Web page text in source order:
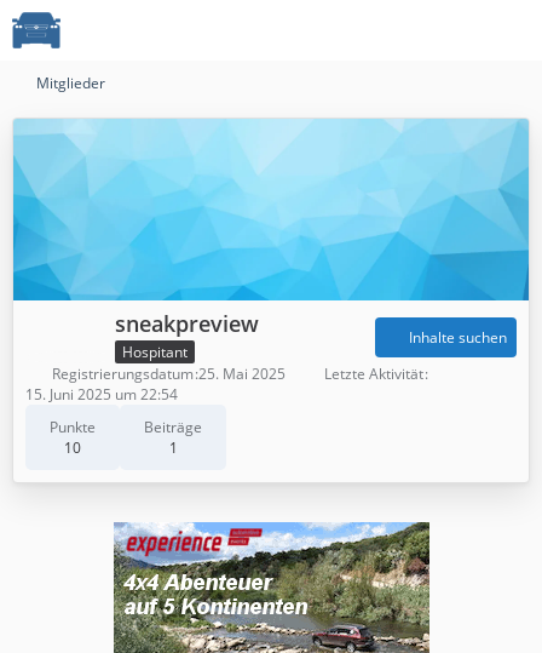
Mitglieder
sneakpreview
Hospitant
Punkte
10
Beiträge
1
Inhalte suchen
Registrierungsdatum 25. Mai 2025
Letzte Aktivität
15. Juni 2025 um 22:54